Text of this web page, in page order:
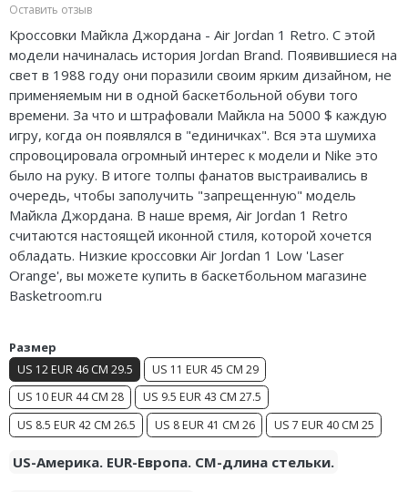
Оставить отзыв
Кроссовки Майкла Джордана - Air Jordan 1 Retro. С этой
модели начиналась история Jordan Brand. Появившиеся на
свет в 1988 году они поразили своим ярким дизайном, не
применяемым ни в одной баскетбольной обуви того
времени. За что и штрафовали Майкла на 5000 $ каждую
игру, когда он появлялся в "единичках". Вся эта шумиха
спровоцировала огромный интерес к модели и Nike это
было на руку. В итоге толпы фанатов выстраивались в
очередь, чтобы заполучить "запрещенную" модель
Майкла Джордана. В наше время, Air Jordan 1 Retro
считаются настоящей иконной стиля, которой хочется
обладать. Низкие кроссовки Air Jordan 1 Low 'Laser
Orange', вы можете купить в баскетбольном магазине
Basketroom.ru
Размер
US 12 EUR 46 CM 29.5
US 11 EUR 45 CM 29
US 10 EUR 44 CM 28
US 9.5 EUR 43 CM 27.5
US 8.5 EUR 42 CM 26.5
US 8 EUR 41 CM 26 US 7 EUR 40 CM 25
US-Америка. EUR-Европа. CM-длина стельки.
Nike Precision
Nike Hyperdunk
Nike Hyperset
Nike Cosmic Unity
Nike Air Deldon
Nike Sabrina
Nike A’ja
Nike ST
Nike Ja
Nike Book
Nike LeBron
Nike Kyrie
adidas Harden
adidas Dame
adidas AE
Adidas Yeezy Boost 350 V2